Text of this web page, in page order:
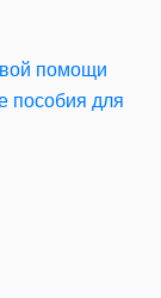
помощи
пособия для